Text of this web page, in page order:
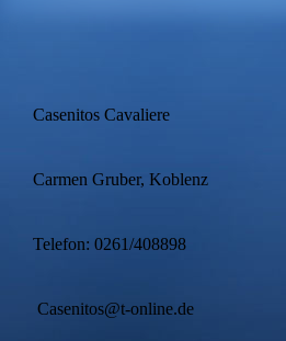
Casenitos Cavaliere
Carmen Gruber, Koblenz
Telefon: 0261/408898
Casenitos@t-online.de